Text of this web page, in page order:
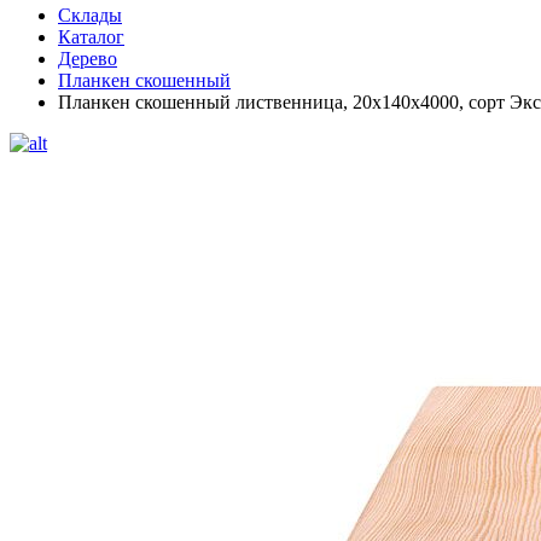
Склады
Каталог
Дерево
Планкен скошенный
Планкен скошенный лиственница, 20х140х4000, сорт